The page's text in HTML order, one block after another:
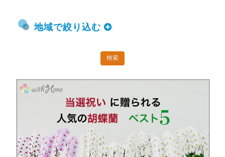
地域で絞り込む